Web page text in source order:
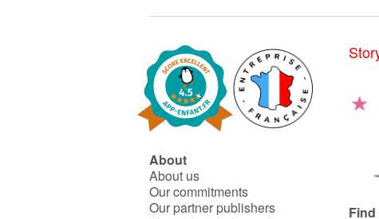
prosaïquement, elle
empreinte écologique et
défend subtilement les
avantages des constructions
intégrées dans leur
environnement.
Tour de force d’un nouvel
auteur prometteur, elle
moment moralisatrice, ni
démonstrative
About
About us
Our commitments
Our partner publishers